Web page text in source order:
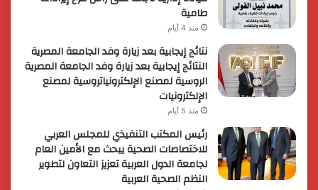
طامية
منذ 4 أيام
نتائج إيجابية بعد زيارة وفد الجامعة المصرية
النتائج إيجابية بعد زيارة وفد الجامعة المصرية
الروسية لمصنع الإلكترونياتروسية لمصنع
الإلكترونيات
منذ 5 أيام
رئيس المكتب التنفيذي للمجلس العربي
للاختصاصات الصحية يبحث مع الأمين العام
لجامعة الدول العربية تعزيز التعاون لتطوير
النظم الصحية العربية